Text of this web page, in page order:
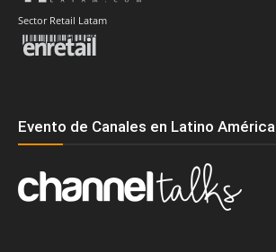
Sector Retail Latam
Evento de Canales en Latino América